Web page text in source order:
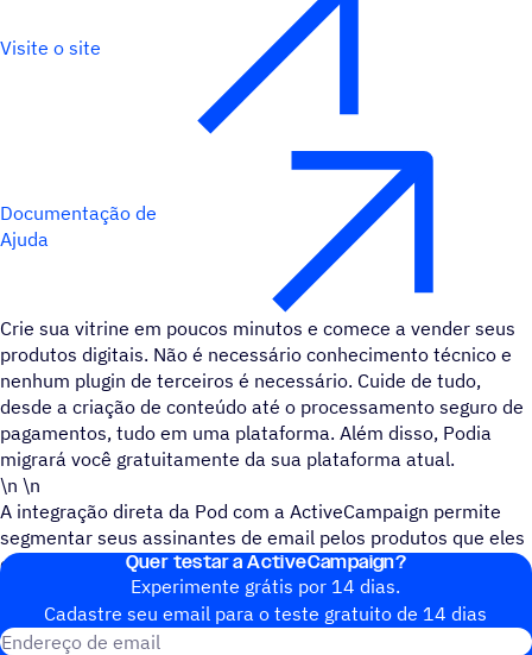
Visite o site
Documentação de
Ajuda
Crie sua vitrine em poucos minutos e comece a vender seus
produtos digitais. Não é necessário conhecimento técnico e
nenhum plugin de terceiros é necessário. Cuide de tudo,
desde a criação de conteúdo até o processamento seguro de
pagamentos, tudo em uma plataforma. Além disso, Podia
migrará você gratuitamente da sua plataforma atual.
\n \n
A integração direta da Pod com a ActiveCampaign permite
segmentar seus assinantes de email pelos produtos que eles
compram em sua loja Pod.Quer testar a ActiveCampaign?
Experimente grátis por 14 dias.
Cadastre seu email para o teste gratuito de 14 dias